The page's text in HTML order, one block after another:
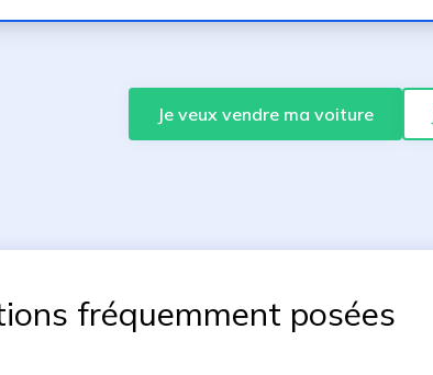
Je veux vendre ma voiture
fréquemment posées